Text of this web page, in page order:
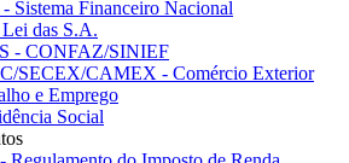
Sistema Financeiro Nacional
das S.A.
- CONFAZ/SINIEF
SECEX/CAMEX - Comércio Exterior
e Emprego
Social